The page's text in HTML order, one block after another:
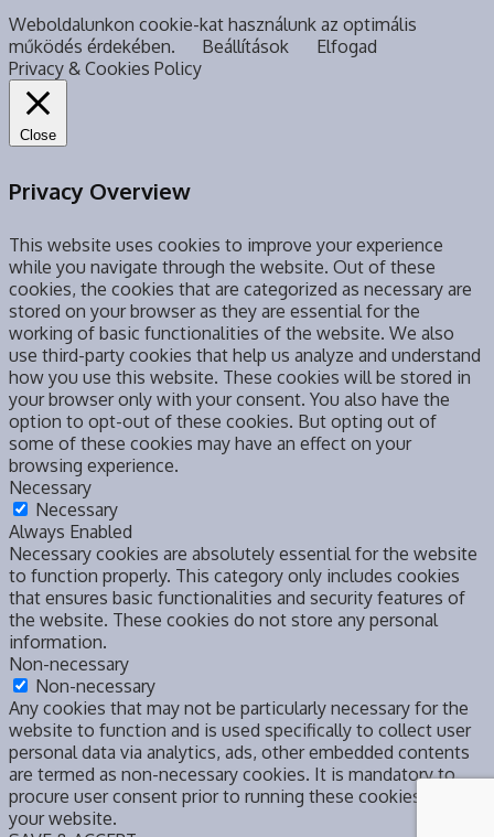
Weboldalunkon cookie-kat használunk az optimális
működés érdekében.
Beállítások
Elfogad
Privacy & Cookies Policy
Close
Privacy Overview
This website uses cookies to improve your experience
while you navigate through the website. Out of these
cookies, the cookies that are categorized as necessary are
stored on your browser as they are essential for the
working of basic functionalities of the website. We also
use third-party cookies that help us analyze and understand
how you use this website. These cookies will be stored in
your browser only with your consent. You also have the
option to opt-out of these cookies. But opting out of
some of these cookies may have an effect on your
browsing experience.
Necessary
Necessary
Always Enabled
Necessary cookies are absolutely essential for the website
to function properly. This category only includes cookies
that ensures basic functionalities and security features of
the website. These cookies do not store any personal
information.
Non-necessary
Non-necessary
Any cookies that may not be particularly necessary for the
website to function and is used specifically to collect user
personal data via analytics, ads, other embedded contents
are termed as non-necessary cookies. It is mandatory to
procure user consent prior to running these cookies on
your website.